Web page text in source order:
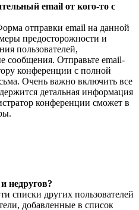
email от кого-то с
отправки email на данной
предосторожности и
пользователей,
сообщения. Отправьте email-
конференции с полной
Очень важно включить все
детальная информация
конференции сможет в
недругов?
списки других пользователей
добавленные в список